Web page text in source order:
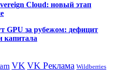
Cloud: новый этап
GPU за рубежом: дефицит
капитала
VKVK Реклама Wildberries